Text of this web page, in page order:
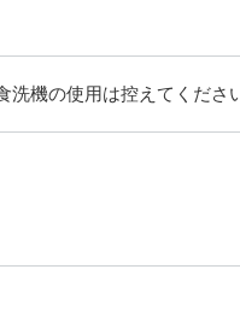
洗機の使用は控えてくださ